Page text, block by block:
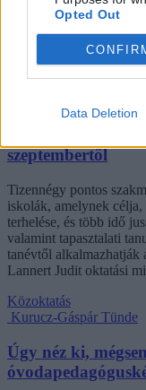
Opted Out
Data Deletion
Gyarmathy Éva klinikai
egyetemi tanár szerint.
Közoktatás
Kurucz-Gáspár Tünde
Lannert Judit:
szeptembertől
Tizennégy pontos
iskolák, amelynek
terhelése, és több idő
valamint tapasztalati
tanévtől alkalmazhatják
Lannert Judit oktatási
Közoktatás
Kurucz-Gáspár Tünde
Úgy néz ki,